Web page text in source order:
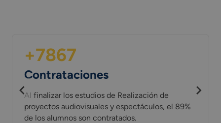
+7867
Contrataciones
Al finalizar los estudios de Realización de
proyectos audiovisuales y espectáculos, el 89%
de los alumnos son contratados.